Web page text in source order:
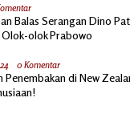
Balas Serangan Dino
Olok-olok Prabowo
0 Komentar
Penembakan di New